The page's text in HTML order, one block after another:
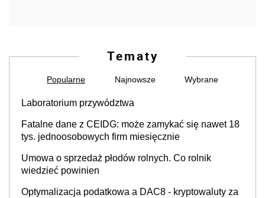
Tematy
Popularne Najnowsze Wybrane
Laboratorium przywództwa
Fatalne dane z CEIDG: może zamykać się nawet 18
tys. jednoosobowych firm miesięcznie
Umowa o sprzedaż płodów rolnych. Co rolnik
wiedzieć powinien
Optymalizacja podatkowa a DAC8 - kryptowaluty za